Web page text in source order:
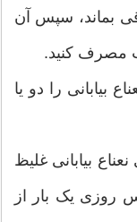
بماند، سپس آن
مصرف کنید.
بیابانی را دو یا
بیابانی غلیظ
روزی یک بار از